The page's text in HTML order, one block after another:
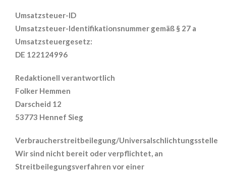
Umsatzsteuer-ID
Umsatzsteuer-Identifikationsnummer gemäß § 27 a
Umsatzsteuergesetz:
DE 122124996
Redaktionell verantwortlich
Folker Hemmen
Darscheid 12
53773 Hennef Sieg
Verbraucherstreitbeilegung/Universalschlichtungsstelle
Wir sind nicht bereit oder verpflichtet, an
Streitbeilegungsverfahren vor einer